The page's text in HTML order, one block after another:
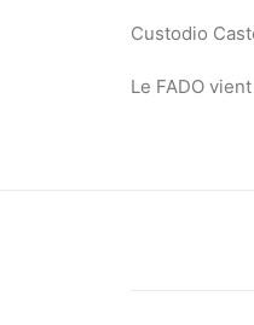
Custodio
Le FADO